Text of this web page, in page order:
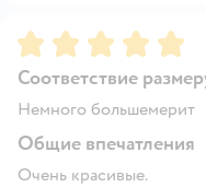
Рейтинг:5
Соответствие
Немного большемерит
Общие впечатления
Очень красивые.